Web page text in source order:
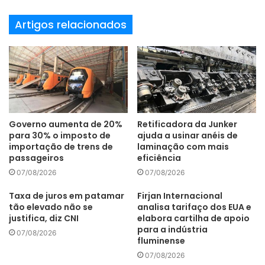
Termomecanica investe
Artigos relacionados
Governo aumenta de 20%
para 30% o imposto de
importação de trens de
passageiros
07/08/2026
Retificadora da Junker
ajuda a usinar anéis de
laminação com mais
eficiência
07/08/2026
Taxa de juros em patamar
tão elevado não se
justifica, diz CNI
07/08/2026
Firjan Internacional
analisa tarifaço dos EUA e
elabora cartilha de apoio
para a indústria
fluminense
07/08/2026